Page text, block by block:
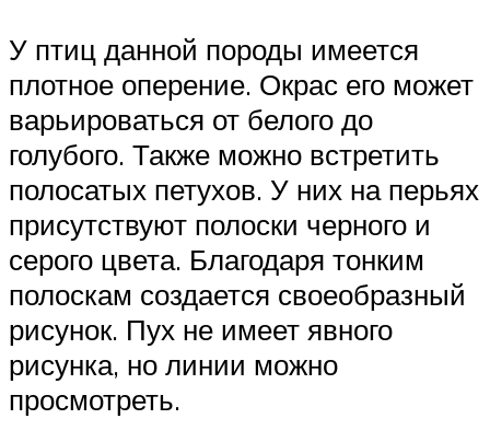
У птиц данной породы имеется
плотное оперение. Окрас его может
варьироваться от белого до
голубого. Также можно встретить
полосатых петухов. У них на перьях
присутствуют полоски черного и
серого цвета. Благодаря тонким
полоскам создается своеобразный
рисунок. Пух не имеет явного
рисунка, но линии можно
просмотреть.